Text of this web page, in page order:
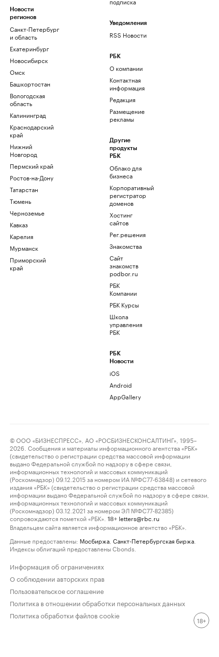
Новости
регионов
Санкт-Петербург
и область
Екатеринбург
Новосибирск
Омск
Башкортостан
Вологодская
область
Калининград
Краснодарский
край
Нижний
Новгород
Пермский край
Ростов-на-Дону
Татарстан
Тюмень
Черноземье
Кавказ
Карелия
Мурманск
Приморский
край
Уведомления
RSS Новости
РБК
О компании
Контактная
информация
Редакция
Размещение
рекламы
Другие
продукты
РБК
Облако для
бизнеса
Корпоративный
регистратор
доменов
Хостинг
сайтов
Рег.решения
Знакомства
Сайт
знакомств
podbor.ru
РБК
Компании
РБК Курсы
Школа
управления
РБК
РБК
Новости
iOS
Android
AppGallery
© ООО «БИЗНЕСПРЕСС», АО «РОСБИЗНЕСКОНСАЛТИНГ», 1995–
2026. Сообщения и материалы информационного агентства «РБК»
(свидетельство о регистрации средства массовой информации
выдано Федеральной службой по надзору в сфере связи,
информационных технологий и массовых коммуникаций
(Роскомнадзор) 09.12.2015 за номером ИА №ФС77-63848) и сетевого
издания «РБК» (свидетельство о регистрации средства массовой
информации выдано Федеральной службой по надзору в сфере связи,
информационных технологий и массовых коммуникаций
(Роскомнадзор) 03.12.2021 за номером ЭЛ №ФС77-82385)
сопровождаются пометкой «РБК».
18+ letters@rbc.ru
Владельцем сайта является информационное агентство «РБК».
Данные предоставлены: Мосбиржа Санкт-Петербургская биржа
Индексы облигаций предоставлены Cbonds.
Информация об ограничениях
О соблюдении авторских прав
Пользовательское соглашение
Политика в отношении обработки персональных данных
Политика обработки файлов cookie
18+